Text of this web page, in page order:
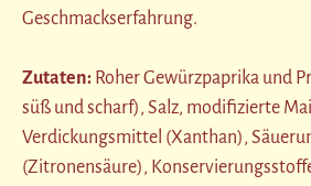
Geschmackserfahrung.
Zutaten: Roher Gewürzpaprika und
süß und scharf), Salz, modifizierte
Verdickungsmittel (Xanthan),
(Zitronensäure),